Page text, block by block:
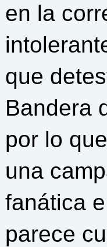
en la
que
Bandera
por lo
una
fanática
parece